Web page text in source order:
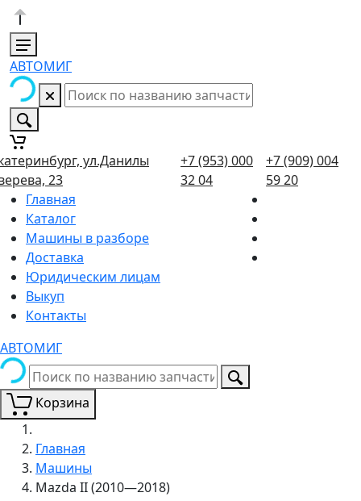
АВТОМИГ
ул.Данилы
23
+7 (953) 000
32 04
+7 (909) 004
59 20
Главная
Каталог
Машины в разборе
Доставка
Юридическим лицам
Выкуп
Контакты
АВТОМИГ
Корзина
Главная
Машины
Mazda II (2010—2018)